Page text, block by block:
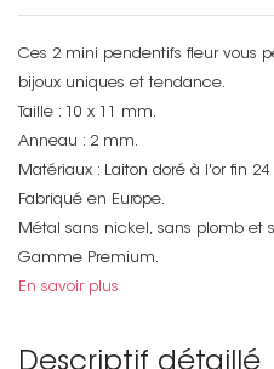
Ces 2 mini pendentifs fleur vous
bijoux uniques et tendance.
Taille : 10 x 11 mm.
Anneau : 2 mm.
Matériaux : Laiton doré à l'or fin 24
Fabriqué en Europe.
Métal sans nickel, sans plomb et
Gamme Premium.
En savoir plus